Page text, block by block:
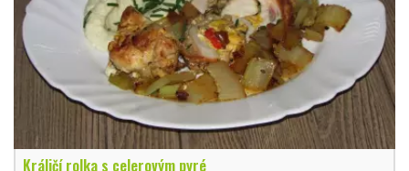
Králičí rolka s celerovým pyré